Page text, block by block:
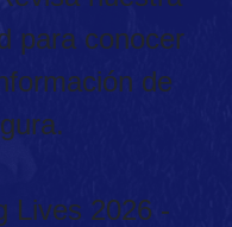
para conocer
de
Lives 2026 -